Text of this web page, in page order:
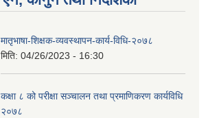
मातृभाषा-शिक्षक-व्यवस्थापन-कार्य-विधि-२०७८
मिति: 04/26/2023 - 16:30
कक्षा ८ को परीक्षा सञ्चालन तथा प्रमाणिकरण कार्यविधि
२०७८